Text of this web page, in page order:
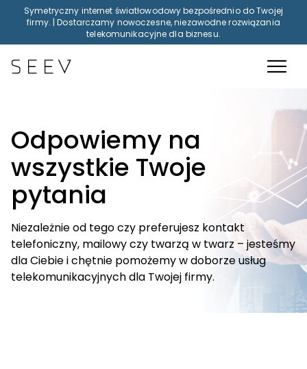
Symetryczny internet światłowodowy bezpośrednio do Twojej
firmy. | Dostarczamy nowoczesne, niezawodne rozwiązania
telekomunikacyjne dla biznesu.
Odpowiemy na
wszystkie Twoje
pytania
Niezależnie od tego czy preferujesz kontakt
telefoniczny, mailowy czy twarzą w twarz – jesteśmy
dla Ciebie i chętnie pomożemy w doborze usług
telekomunikacyjnych dla Twojej firmy.